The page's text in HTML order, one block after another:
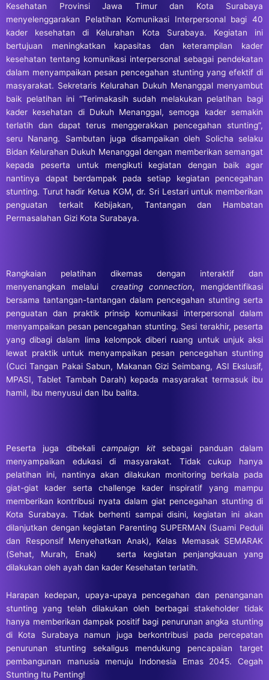
Kesehatan Provinsi Jawa Timur dan Kota Surabaya
menyelenggarakan Pelatihan Komunikasi Interpersonal bagi 40
kader kesehatan di Kelurahan Kota Surabaya. Kegiatan ini
bertujuan meningkatkan kapasitas dan keterampilan kader
kesehatan tentang komunikasi interpersonal sebagai pendekatan
dalam menyampaikan pesan pencegahan stunting yang efektif di
masyarakat. Sekretaris Kelurahan Dukuh Menanggal menyambut
baik pelatihan ini “Terimakasih sudah melakukan pelatihan bagi
kader kesehatan di Dukuh Menanggal, semoga kader semakin
terlatih dan dapat terus menggerakkan pencegahan stunting”,
seru Nanang. Sambutan juga disampaikan oleh Solicha selaku
Bidan Kelurahan Dukuh Menanggal dengan memberikan semangat
kepada peserta untuk mengikuti kegiatan dengan baik agar
nantinya dapat berdampak pada setiap kegiatan pencegahan
stunting. Turut hadir Ketua KGM, dr. Sri Lestari untuk memberikan
penguatan terkait Kebijakan, Tantangan dan Hambatan
Permasalahan Gizi Kota Surabaya.
Rangkaian pelatihan dikemas dengan interaktif dan
menyenangkan melalui
creating connection, mengidentifikasi
bersama tantangan-tantangan dalam pencegahan stunting serta
penguatan dan praktik prinsip komunikasi interpersonal dalam
menyampaikan pesan pencegahan stunting. Sesi terakhir, peserta
yang dibagi dalam lima kelompok diberi ruang untuk unjuk aksi
lewat praktik untuk menyampaikan pesan pencegahan stunting
(Cuci Tangan Pakai Sabun, Makanan Gizi Seimbang, ASI Ekslusif,
MPASI, Tablet Tambah Darah) kepada masyarakat termasuk ibu
hamil, ibu menyusui dan Ibu balita.
Peserta juga dibekalicampaign kitsebagai panduan dalam
menyampaikan edukasi di masyarakat. Tidak cukup hanya
pelatihan ini, nantinya akan dilakukan monitoring berkala pada
giat-giat kader serta challenge kader inspiratif yang mampu
memberikan kontribusi nyata dalam giat pencegahan stunting di
Kota Surabaya. Tidak berhenti sampai disini, kegiatan ini akan
dilanjutkan dengan kegiatan Parenting SUPERMAN (Suami Peduli
dan Responsif Menyehatkan Anak), Kelas Memasak SEMARAK
(Sehat, Murah, Enak) serta kegiatan penjangkauan yang
dilakukan oleh ayah dan kader Kesehatan terlatih.
Harapan kedepan, upaya-upaya pencegahan dan penanganan
stunting yang telah dilakukan oleh berbagai stakeholder tidak
hanya memberikan dampak positif bagi penurunan angka stunting
di Kota Surabaya namun juga berkontribusi pada percepatan
penurunan stunting sekaligus mendukung pencapaian target
pembangunan manusia menuju Indonesia Emas 2045. Cegah
Stunting Itu Penting!